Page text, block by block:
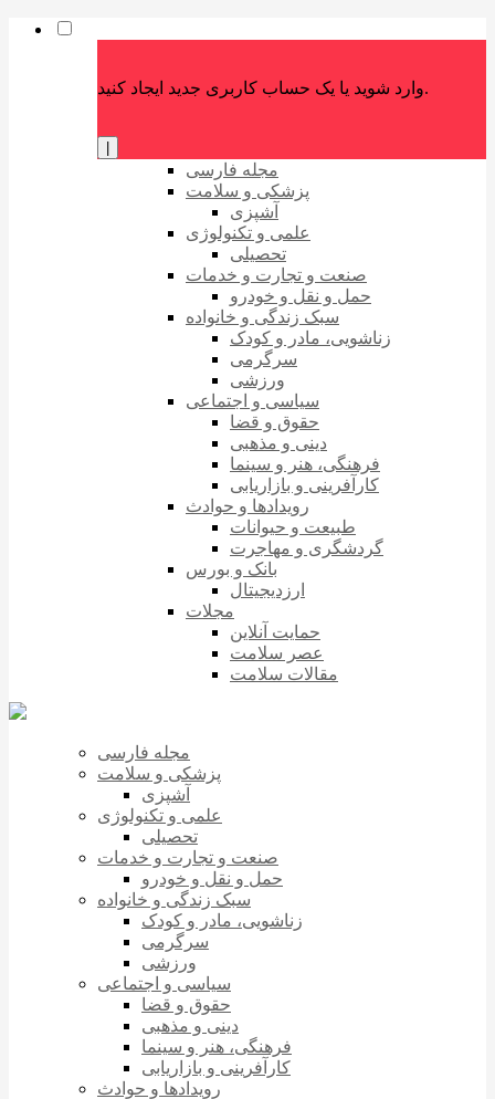
وارد شوید یا یک حساب کاربری جدید ایجاد کنید.
مجله فارسی
پزشکی و سلامت
آشپزی
علمی و تکنولوژی
تحصیلی
صنعت و تجارت و خدمات
حمل و نقل و خودرو
سبک زندگی و خانواده
زناشویی، مادر و کودک
سرگرمی
ورزشی
سیاسی و اجتماعی
حقوق و قضا
دینی و مذهبی
فرهنگی، هنر و سینما
کارآفرینی و بازاریابی
رویدادها و حوادث
طبیعت و حیوانات
گردشگری و مهاجرت
بانک و بورس
ارزدیجیتال
مجلات
حمایت آنلاین
عصر سلامت
مقالات سلامت
مجله فارسی
پزشکی و سلامت
آشپزی
علمی و تکنولوژی
تحصیلی
صنعت و تجارت و خدمات
حمل و نقل و خودرو
سبک زندگی و خانواده
زناشویی، مادر و کودک
سرگرمی
ورزشی
سیاسی و اجتماعی
حقوق و قضا
دینی و مذهبی
فرهنگی، هنر و سینما
کارآفرینی و بازاریابی
رویدادها و حوادث